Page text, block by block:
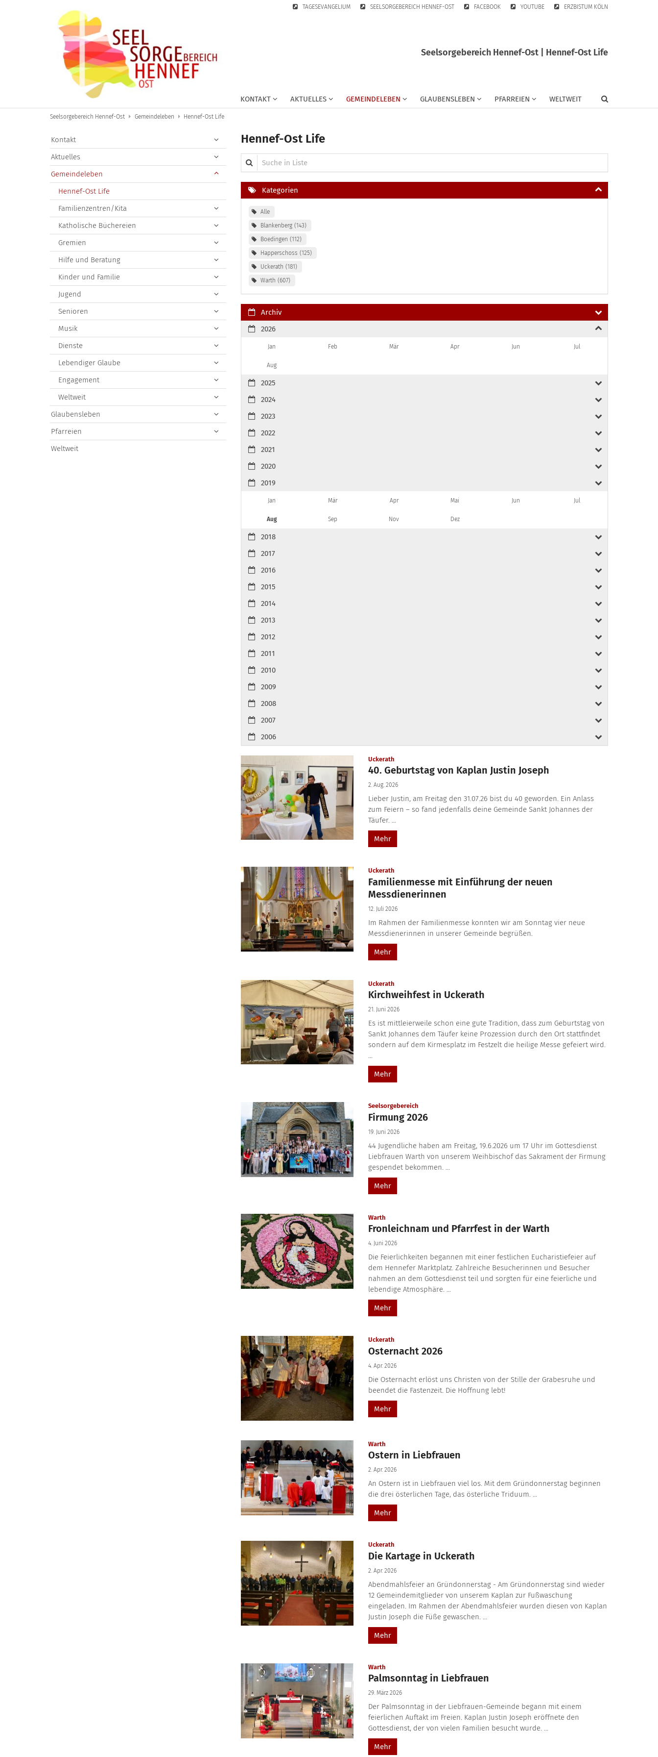
TAGESEVANGELIUM SEELSORGEBEREICH HENNEF-OST FACEBOOK YOUTUBE ERZBISTUM KÖLN
Seelsorgebereich Hennef-Ost | Hennef-Ost Life
KONTAKT AKTUELLES GEMEINDELEBEN GLAUBENSLEBEN PFARREIEN WELTWEIT
Seelsorgebereich Hennef-Ost Gemeindeleben Hennef-Ost Life
Hennef-Ost Life
Suche in Liste
Kategorien
Alle
Blankenberg 143
Boedingen
112
Happerschoss
125
Uckerath
181
Warth
607
Archiv
2026
Jan Feb Mär Apr Jun Jul
Aug
2025
2024
2023
2022
2021
2020
2019
Jan Mär Apr Mai Jun Jul
Aug Sep Nov Dez
2018
2017
2016
2015
2014
2013
2012
2011
2010
2009
2008
2007
2006
Uckerath
40. Geburtstag von Kaplan Justin Joseph
2. Aug. 2026
Lieber Justin, am Freitag den 31.07.26 bist du 40 geworden. Ein Anlass
zum Feiern – so fand jedenfalls deine Gemeinde Sankt Johannes der
Täufer. ...
Mehr
Uckerath
Familienmesse mit Einführung der neuen
Messdienerinnen
12. Juli 2026
Im Rahmen der Familienmesse konnten wir am Sonntag vier neue
Messdienerinnen in unserer Gemeinde begrüßen.
Mehr
Uckerath
Kirchweihfest in Uckerath
21. Juni 2026
Es ist mittleierweile schon eine gute Tradition, dass zum Geburtstag von
Sankt Johannes dem Täufer keine Prozession durch den Ort stattfindet
sondern auf dem Kirmesplatz im Festzelt die heilige Messe gefeiert wird.
...
Mehr
Seelsorgebereich
Firmung 2026
19. Juni 2026
44 Jugendliche haben am Freitag, 19.6.2026 um 17 Uhr im Gottesdienst
Liebfrauen Warth von unserem Weihbischof das Sakrament der Firmung
gespendet bekommen. ...
Mehr
Warth
Fronleichnam und Pfarrfest in der Warth
4. Juni 2026
Die Feierlichkeiten begannen mit einer festlichen Eucharistiefeier auf
dem Hennefer Marktplatz. Zahlreiche Besucherinnen und Besucher
nahmen an dem Gottesdienst teil und sorgten für eine feierliche und
lebendige Atmosphäre. ...
Mehr
Uckerath
Osternacht 2026
4. Apr. 2026
Die Osternacht erlöst uns Christen von der Stille der Grabesruhe und
beendet die Fastenzeit. Die Hoffnung lebt!
Mehr
Warth
Ostern in Liebfrauen
2. Apr. 2026
An Ostern ist in Liebfrauen viel los. Mit dem Gründonnerstag beginnen
die drei österlichen Tage, das österliche Triduum. ...
Mehr
Uckerath
Die Kartage in Uckerath
2. Apr. 2026
Abendmahlsfeier an Gründonnerstag - Am Gründonnerstag sind wieder
12 Gemeindemitglieder von unserem Kaplan zur Fußwaschung
eingeladen. Im Rahmen der Abendmahlsfeier wurden diesen von Kaplan
Justin Joseph die Füße gewaschen. ...
Mehr
Warth
Palmsonntag in Liebfrauen
29. März 2026
Der Palmsonntag in der Liebfrauen-Gemeinde begann mit einem
feierlichen Auftakt im Freien. Kaplan Justin Joseph eröffnete den
Gottesdienst, der von vielen Familien besucht wurde. ...
Mehr
Kontakt
Aktuelles
Gemeindeleben
Hennef-Ost Life
Familienzentren/Kita
Katholische Büchereien
Gremien
Hilfe und Beratung
Kinder und Familie
Jugend
Senioren
Musik
Dienste
Lebendiger Glaube
Engagement
Weltweit
Glaubensleben
Pfarreien
Weltweit